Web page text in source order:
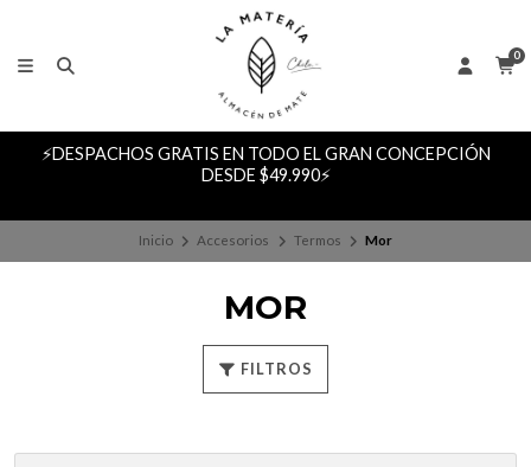
0
🚨 TE ESPERAMOS EN NUESTRO LOCAL EN
951, LOCAL 14B, GALERÍA GIACAMAN,
Inicio Accesorios Termos Mor
MOR
FILTROS